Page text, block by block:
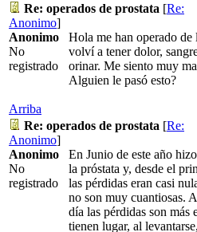
Re: operados de prostata [Re:
Anonimo]
Anonimo
No
registrado
Hola me han operado
volví a tener dolor,
orinar. Me siento muy
Alguien le pasó esto?
Arriba
Re: operados de prostata [Re:
Anonimo]
Anonimo
No
registrado
En Junio de este año
la próstata y, desde el
las pérdidas eran casi
no son muy cuantiosas.
día las pérdidas son más
tienen lugar, al